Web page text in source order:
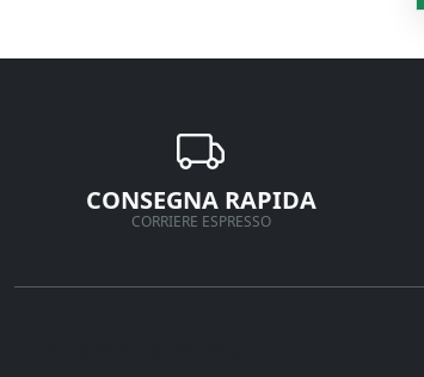
CONSEGNA RAPIDA
CORRIERE ESPRESSO